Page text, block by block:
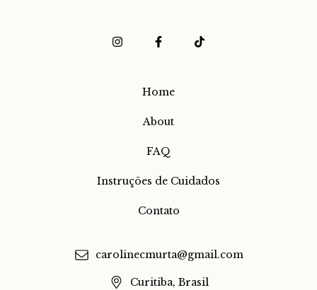
Home
About
FAQ
Instruções de Cuidados
Contato
carolinecmurta@gmail.com
Curitiba, Brasil